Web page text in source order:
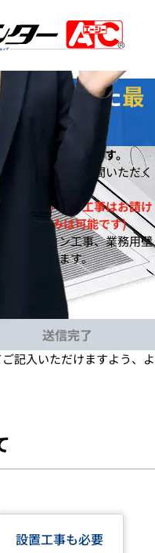
ップ
に合わせた最
す
をご提出いたします。
ご案内までお時間いただく
ームエアコン工事はお請け
器販売のみは可能です)
ムエアコン工事、業務用壁
しております。
賜ります。お気軽にご依頼
送信完了
記入いただけますよう、よ
設置工事も必要